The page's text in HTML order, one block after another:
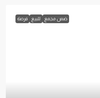
ضمن مجمع للبيع فرصة